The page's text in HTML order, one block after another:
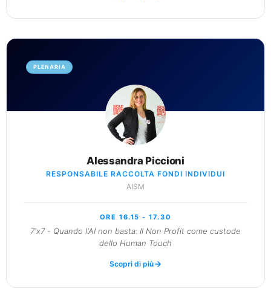
PLENARIA
Alessandra Piccioni
RESPONSABILE RACCOLTA FONDI INDIVIDUI
AISM
ORE 16.15 - 17.30
7'x7 - Quando l'AI non basta: Il Non Profit come custode
dello Human Touch
Scopri di più